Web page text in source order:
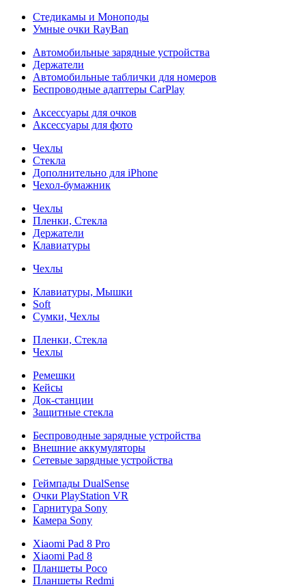
Стедикамы и Моноподы
Умные очки RayBan
Автомобильные зарядные устройства
Держатели
Автомобильные таблички для номеров
Беспроводные адаптеры CarPlay
Аксессуары для очков
Аксессуары для фото
Чехлы
Стекла
Дополнительно для iPhone
Чехол-бумажник
Чехлы
Пленки, Стекла
Держатели
Клавиатуры
Чехлы
Клавиатуры, Мышки
Soft
Сумки, Чехлы
Пленки, Стекла
Чехлы
Ремешки
Кейсы
Док-станции
Защитные стекла
Беспроводные зарядные устройства
Внешние аккумуляторы
Сетевые зарядные устройства
Геймпады DualSense
Очки PlayStation VR
Гарнитура Sony
Камера Sony
Xiaomi Pad 8 Pro
Xiaomi Pad 8
Планшеты Poco
Планшеты Redmi